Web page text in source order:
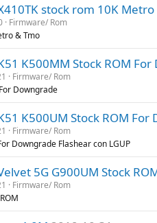
stock rom 10K Metro
Firmware/ Rom
& Tmo
K500MM Stock ROM
Firmware/ Rom
Downgrade
K500UM Stock ROM
Firmware/ Rom
Downgrade Flashear con LGUP
5G G900UM Stock
Firmware/ Rom